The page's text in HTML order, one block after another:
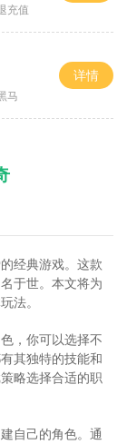
充值
马
详情
经典游戏。这款
于世。本文将为
法。
，你可以选择不
其独特的技能和
略选择合适的职
自己的角色。通